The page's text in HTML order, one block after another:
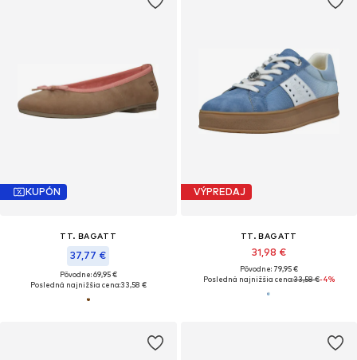
KUPÓN
TT. BAGATT
37,77 €
Pôvodne: 69,95 €
Posledná najnižšia cena:33,58 €
VÝPREDAJ
TT. BAGATT
31,98 €
Pôvodne: 79,95 €
Posledná najnižšia cena:33,58 €-4%